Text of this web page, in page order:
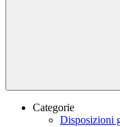
Categorie
Disposizioni